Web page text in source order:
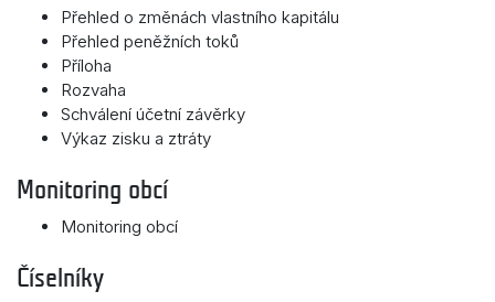
Přehled o změnách vlastního kapitálu
Přehled peněžních toků
Příloha
Rozvaha
Schválení účetní závěrky
Výkaz zisku a ztráty
Monitoring obcí
Monitoring obcí
Číselníky